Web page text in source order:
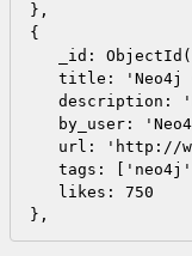
},
{
_id:
title: 'Neo4j
description:
by_user:
url: 'http://
tags:
   likes: 750
},